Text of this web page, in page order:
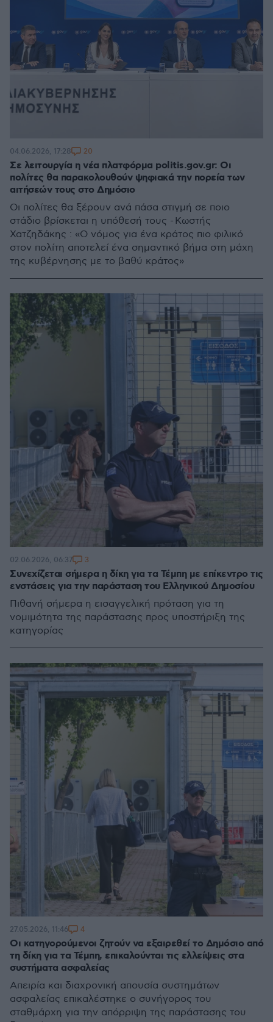
Σε λειτουργία η νέα πλατφόρμα politis.gov.gr: Οι
πολίτες θα παρακολουθούν ψηφιακά την πορεία των
αιτήσεών τους στο Δημόσιο
Οι πολίτες θα ξέρουν ανά πάσα στιγμή σε ποιο
στάδιο βρίσκεται η υπόθεσή τους - Κωστής
Χατζηδάκης : «Ο νόμος για ένα κράτος πιο φιλικό
στον πολίτη αποτελεί ένα σημαντικό βήμα στη μάχη
της κυβέρνησης με το βαθύ κράτος»
04.06.2026, 17:28 20
Συνεχίζεται σήμερα η δίκη για τα Τέμπη με επίκεντρο τις
ενστάσεις για την παράσταση του Ελληνικού Δημοσίου
Πιθανή σήμερα η εισαγγελική πρόταση για τη
νομιμότητα της παράστασης προς υποστήριξη της
κατηγορίας
02.06.2026, 06:37 3
Οι κατηγορούμενοι ζητούν να εξαιρεθεί το Δημόσιο από
τη δίκη για τα Τέμπη, επικαλούνται τις ελλείψεις στα
συστήματα ασφαλείας
Απειρία και διαχρονική απουσία συστημάτων
ασφαλείας επικαλέστηκε ο συνήγορος του
σταθμάρχη για την απόρριψη της παράστασης του
27.05.2026, 11:46 4